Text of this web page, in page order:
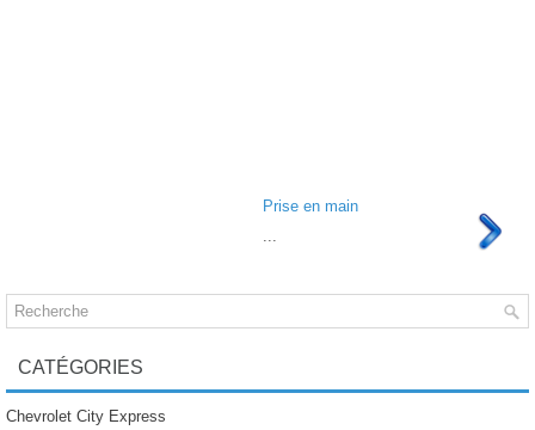
Prise en main
...
CATÉGORIES
Chevrolet City Express